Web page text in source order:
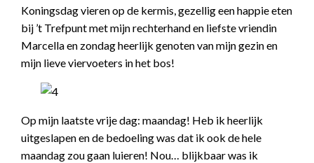
Koningsdag vieren op de kermis, gezellig een happie eten
bij ’t Trefpunt met mijn rechterhand en liefste vriendin
Marcella en zondag heerlijk genoten van mijn gezin en
mijn lieve viervoeters in het bos!
Op mijn laatste vrije dag: maandag! Heb ik heerlijk
uitgeslapen en de bedoeling was dat ik ook de hele
maandag zou gaan luieren! Nou… blijkbaar was ik